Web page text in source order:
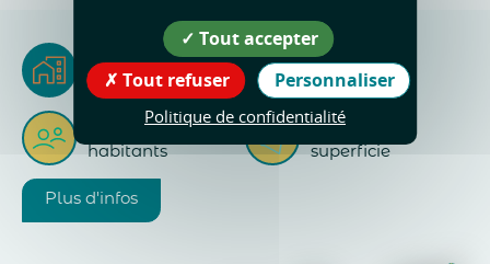
La Rivière
Riverains & Riveraines
habitants
18Km
superficie
Plus d'infos
Tout accepter
Tout refuser
Personnaliser
Politique de confidentialité